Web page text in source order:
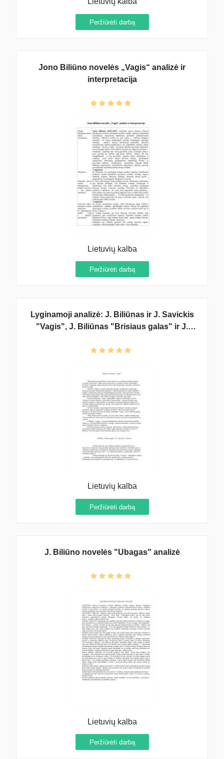
Peržiūrėti darbą
Jono Biliūno novelės „Vagis“ analizė ir
interpretacija
Lietuvių kalba
Peržiūrėti darbą
Lyginamoji analizė: J. Biliūnas ir J. Savickis
"Vagis", J. Biliūnas "Brisiaus galas" ir J.
Lietuvių kalba
Peržiūrėti darbą
J. Biliūno novelės "Ubagas" analizė
Lietuvių kalba
Peržiūrėti darbą